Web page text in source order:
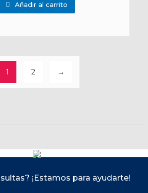
Añadir al carrito
1 2 →
¡Estamos para ayudarte!